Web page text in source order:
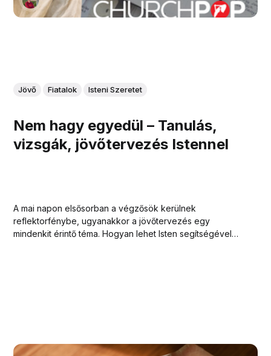
Jövő Fiatalok Isteni Szeretet
Nem hagy egyedül – Tanulás,
vizsgák, jövőtervezés Istennel
A mai napon elsősorban a végzősök kerülnek
reflektorfénybe, ugyanakkor a jövőtervezés egy
mindenkit érintő téma. Hogyan lehet Isten segítségével